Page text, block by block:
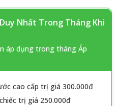
Nhất Trong Tháng Khi
áp dụng trong tháng Áp
cao cấp trị giá 300.000đ
trị giá 250.000đ